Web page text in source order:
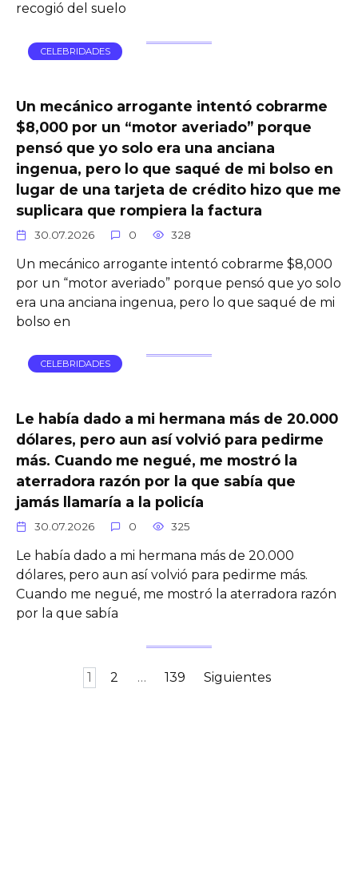
recogió del suelo
CELEBRIDADES
Un mecánico arrogante intentó cobrarme
$8,000 por un “motor averiado” porque
pensó que yo solo era una anciana
ingenua, pero lo que saqué de mi bolso en
lugar de una tarjeta de crédito hizo que me
suplicara que rompiera la factura
30.07.2026 0 328
Un mecánico arrogante intentó cobrarme $8,000
por un “motor averiado” porque pensó que yo solo
era una anciana ingenua, pero lo que saqué de mi
bolso en
CELEBRIDADES
Le había dado a mi hermana más de 20.000
dólares, pero aun así volvió para pedirme
más. Cuando me negué, me mostró la
aterradora razón por la que sabía que
jamás llamaría a la policía
30.07.2026 0 325
Le había dado a mi hermana más de 20.000
dólares, pero aun así volvió para pedirme más.
Cuando me negué, me mostró la aterradora razón
por la que sabía
1 2 … 139 Siguientes